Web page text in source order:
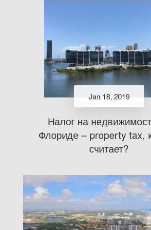
Jan 18, 2019
Налог на
Флориде – property tax,
считает?